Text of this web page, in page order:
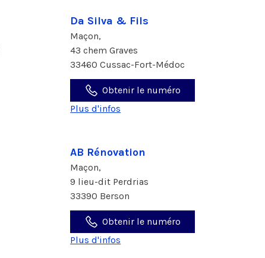
Da Silva & Fils
Maçon,
43 chem Graves
33460 Cussac-Fort-Médoc
Obtenir le numéro
Plus d'infos
AB Rénovation
Maçon,
9 lieu-dit Perdrias
33390 Berson
Obtenir le numéro
Plus d'infos